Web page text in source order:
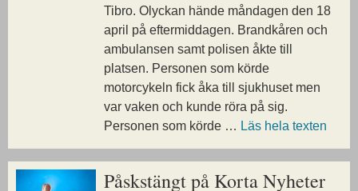
Tibro. Olyckan hände måndagen den 18
april på eftermiddagen. Brandkåren och
ambulansen samt polisen åkte till
platsen. Personen som körde
motorcykeln fick åka till sjukhuset men
var vaken och kunde röra på sig.
Personen som körde … Läs hela texten
Påskstängt på Korta Nyheter